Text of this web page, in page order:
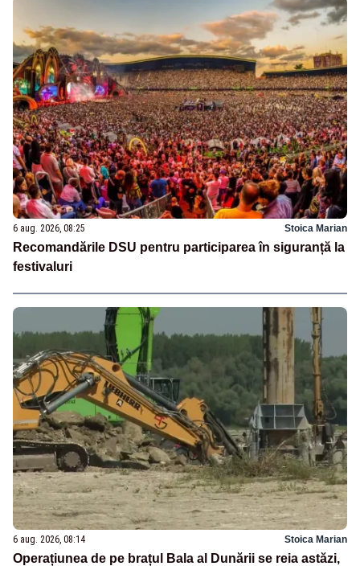
6 aug. 2026, 08:25 Stoica Marian
Recomandările DSU pentru participarea în siguranță la
festivaluri
6 aug. 2026, 08:14 Stoica Marian
Operațiunea de pe brațul Bala al Dunării se reia astăzi,